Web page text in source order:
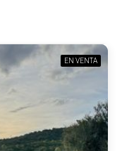
EN VENTA